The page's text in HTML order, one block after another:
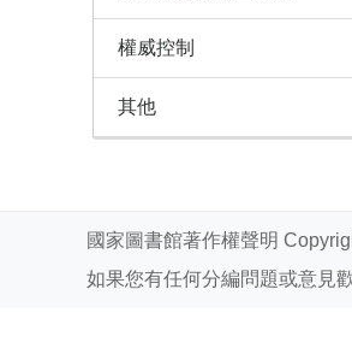
權威控制
其他
國家圖書館著作權聲明
如果您有任何分編問題或意見